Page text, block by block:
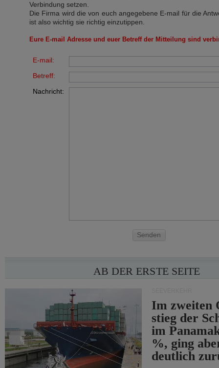
Verbindung setzen.
Die Firma wird die von euch angegebene E-mail für die
ist also wichtig sie richtig einzutippen.
Eure E-mail Adresse und euer Betreff der Mitteilung sind
E-mail:
Betreff:
Nachricht:
Senden
AB DER ERSTE SEITE
Im zweiten
stieg der
im
%, ging
deutlich